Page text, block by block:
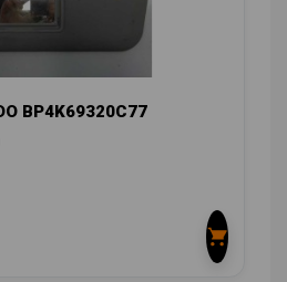
BP4K69320C77